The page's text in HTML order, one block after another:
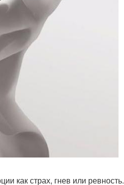
как страх, гнев или ревность.